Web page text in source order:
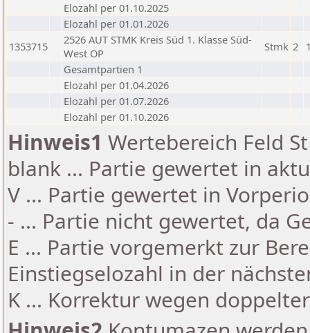
Elozahl per 01.10.2025
Elozahl per 01.01.2026
1353715
2526 AUT STMK Kreis Süd 1. Klasse Süd-
West OP
Stmk 2
Gesamtpartien 1
Elozahl per 01.04.2026
Elozahl per 01.07.2026
Elozahl per 01.10.2026
Hinweis1 Wertebereich Feld
blank ... Partie gewertet in
V ... Partie gewertet in
- ... Partie nicht gewertet, da
E ... Partie vorgemerkt zur
Einstiegselozahl in der
K ... Korrektur wegen